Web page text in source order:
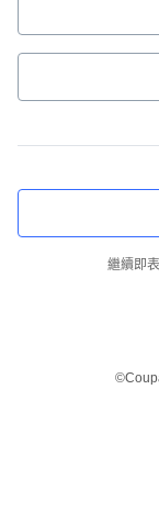
繼續即